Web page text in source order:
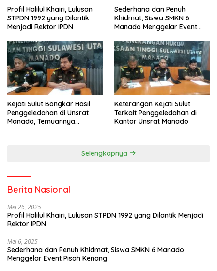
Profil Halilul Khairi, Lulusan
STPDN 1992 yang Dilantik
Menjadi Rektor IPDN
Sederhana dan Penuh
Khidmat, Siswa SMKN 6
Manado Menggelar Event
Kejati Sulut Bongkar Hasil
Penggeledahan di Unsrat
Manado, Temuannya
Keterangan Kejati Sulut
Terkait Penggeledahan di
Kantor Unsrat Manado
Selengkapnya
Berita Nasional
Mei 26, 2025
Profil Halilul Khairi, Lulusan STPDN 1992 yang Dilantik Menjadi
Rektor IPDN
Mei 6, 2025
Sederhana dan Penuh Khidmat, Siswa SMKN 6 Manado
Menggelar Event Pisah Kenang